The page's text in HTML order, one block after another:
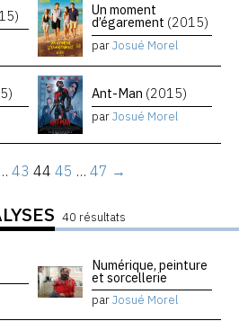
Un moment
d’égarement (2015)
parJosué Morel
Ant-Man (2015)
parJosué Morel
… 43 44 45 … 47 →
40 résultats
Numérique, peinture
et sorcellerie
parJosué Morel